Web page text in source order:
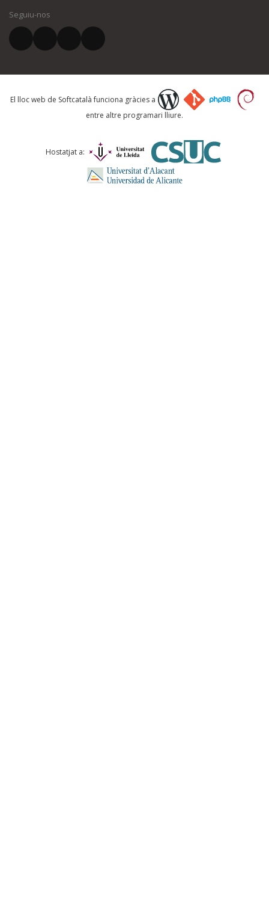
El vostre correu electrònic *
Què proposeu?
Comentari *
Seguiu-nos
El lloc web de Softcatalà funciona gràcies a
entre altre programari lliure.
Hostatjat a: